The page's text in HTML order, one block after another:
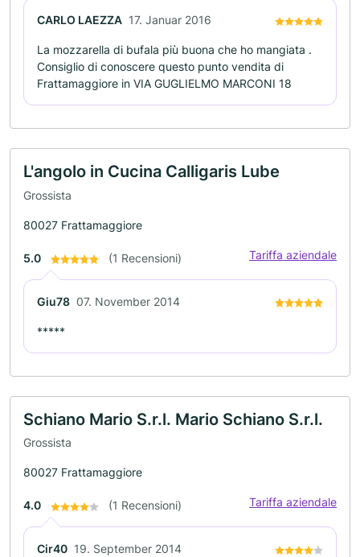
CARLO LAEZZA 17. Januar 2016
La mozzarella di bufala più buona che ho mangiata .
Consiglio di conoscere questo punto vendita di
Frattamaggiore in VIA GUGLIELMO MARCONI 18
L'angolo in Cucina Calligaris Lube
Grossista
80027 Frattamaggiore
5.0 (1 Recensioni) Tariffa aziendale
Giu78 07. November 2014
*****
Schiano Mario S.r.l. Mario Schiano S.r.l.
Grossista
80027 Frattamaggiore
4.0 (1 Recensioni) Tariffa aziendale
Cir40 19. September 2014